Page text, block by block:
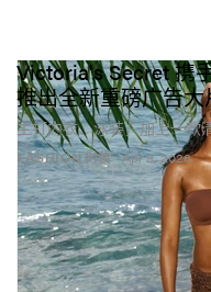
FASHION 时装
Victoria's Secret 携
推出全新重磅广告大
主打内衣、泳装，加上一款
Apr 8, 2026